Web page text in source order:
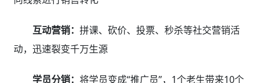
互动营销： 拼课、砍价、投票、秒杀等社交营销活
动，迅速裂变千万生源
学员分销： 将学员变成“推广员”，1个老生带来10个